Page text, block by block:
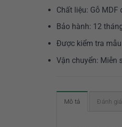
Chất liệu: Gỗ MDF
Bảo hành: 12
Được kiểm tra
Vận chuyển: Miễn
Mô tả Đánh